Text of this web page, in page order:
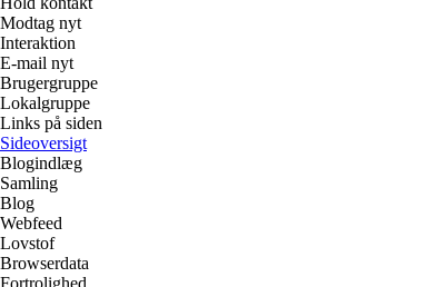
Modtag nyt
Interaktion
E-mail nyt
Brugergruppe
Lokalgruppe
Links på siden
Sideoversigt
Blogindlæg
Samling
Blog
Webfeed
Lovstof
Browserdata
Fortrolighed